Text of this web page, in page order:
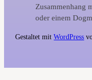
Zusammenhang
oder einem
Gestaltet mitWordPress